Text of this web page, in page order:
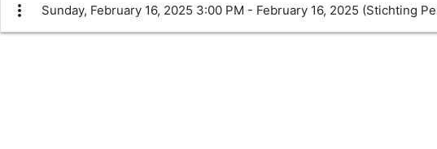
more_vert Sunday, February 16, 2025 3:00 PM - February 16, 2025 (Stichting